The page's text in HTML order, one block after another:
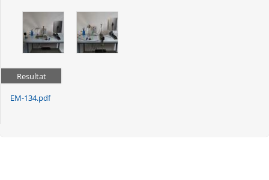
Resultat
EM-134.pdf